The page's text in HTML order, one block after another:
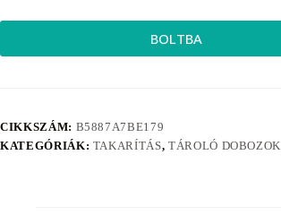
BOLTBA
CIKKSZÁM: B5887A7BE179
KATEGÓRIÁK: TAKARÍTÁS, TÁROLÓ DOBOZOK